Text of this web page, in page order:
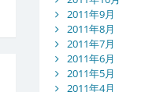
2011年9月
2011年8月
2011年7月
2011年6月
2011年5月
2011年4月